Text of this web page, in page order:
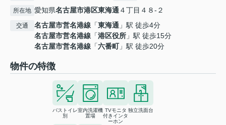
所在地 愛知県名古屋市港区東海通４丁目４８-２
交通 名古屋市営名港線 「東海通 」駅 徒歩4分
名古屋市営名港線 「港区役所 」駅 徒歩15分
名古屋市営名港線 「六番町」駅 徒歩20分
物件の特徴
バストイレ
別
室内洗濯機
置場
TVモニタ
付きインタ
ーホン
独立洗面台